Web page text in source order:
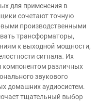
для применения в
сочетают точную
производственными
трансформаторы,
к выходной мощности,
сигнала. Их
компонентом различных
звукового
домашних аудиосистем.
тщательный выбор